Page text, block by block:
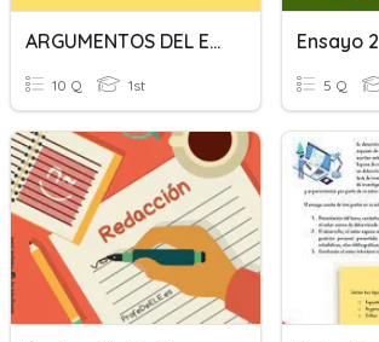
ARGUMENTOS DEL ENSAYO
10 Q 1st
Ensayo 2
5 Q